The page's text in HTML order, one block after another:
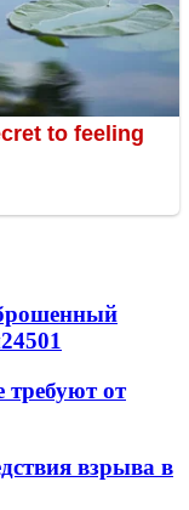
24501
требуют от
взрыва в